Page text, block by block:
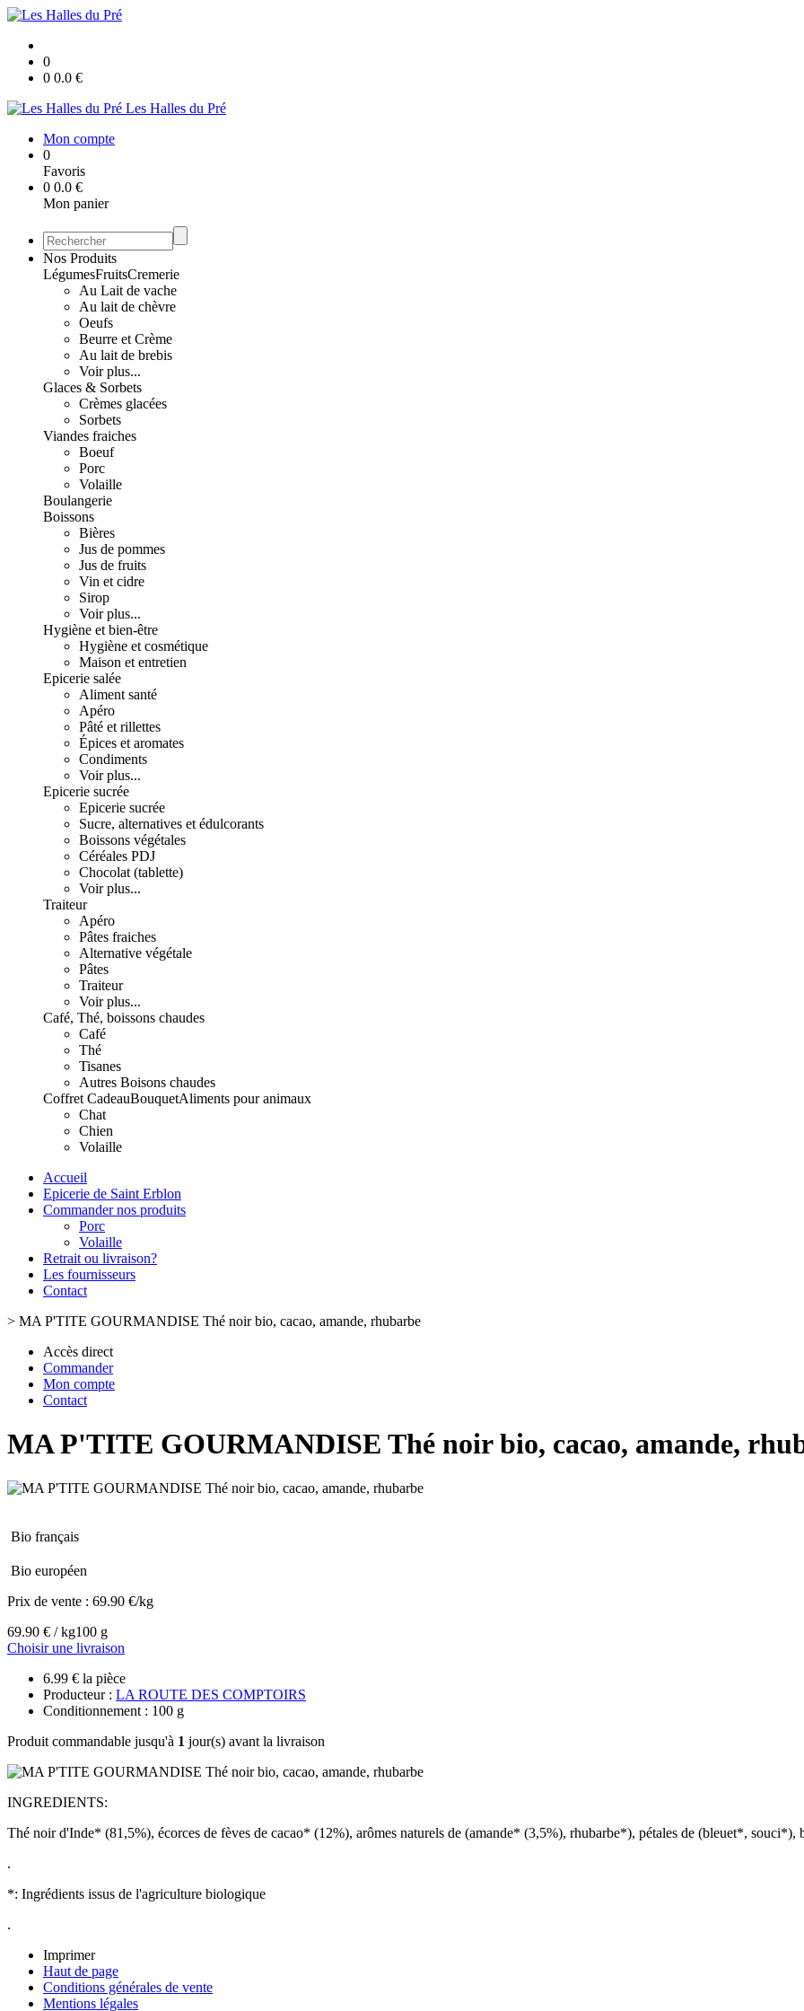
0
0 0.0 €
Les Halles du Pré
Mon compte
0
Favoris
0 0.0 €
Mon panier
Nos Produits
LégumesFruitsCremerie
Au Lait de vache
Au lait de chèvre
Oeufs
Beurre et Crème
Au lait de brebis
Voir plus...
Glaces & Sorbets
Crèmes glacées
Sorbets
Viandes fraiches
Boeuf
Porc
Volaille
Boulangerie
Boissons
Bières
Jus de pommes
Jus de fruits
Vin et cidre
Sirop
Voir plus...
Hygiène et bien-être
Hygiène et cosmétique
Maison et entretien
Epicerie salée
Aliment santé
Apéro
Pâté et rillettes
Épices et aromates
Condiments
Voir plus...
Epicerie sucrée
Epicerie sucrée
Sucre, alternatives et édulcorants
Boissons végétales
Céréales PDJ
Chocolat (tablette)
Voir plus...
Traiteur
Apéro
Pâtes fraiches
Alternative végétale
Pâtes
Traiteur
Voir plus...
Café, Thé, boissons chaudes
Café
Thé
Tisanes
Autres Boisons chaudes
Coffret CadeauBouquetAliments pour animaux
Chat
Chien
Volaille
Accueil
Epicerie de Saint Erblon
Commander nos produits
Porc
Volaille
Retrait ou livraison?
Les fournisseurs
Contact
> MA P'TITE GOURMANDISE Thé noir bio, cacao, amande, rhubarbe
Accès direct
Commander
Mon compte
Contact
MA P'TITE GOURMANDISE Thé noir bio, cacao, amande,
Bio français
Bio européen
Prix de vente : 69.90 €/kg
69.90 € / kg100 g
Choisir une livraison
6.99 € la pièce
Producteur : LA ROUTE DES COMPTOIRS
Conditionnement : 100 g
Produit commandable jusqu'à 1 jour(s) avant la livraison
INGREDIENTS:
Thé noir d'Inde* (81,5%), écorces de fèves de cacao* (12%), arômes naturels de (amande* (3,5%), rhubarbe*), pétales de (bleuet*, souci*),
.
*: Ingrédients issus de l'agriculture biologique
.
Imprimer
Haut de page
Conditions générales de vente
Mentions légales